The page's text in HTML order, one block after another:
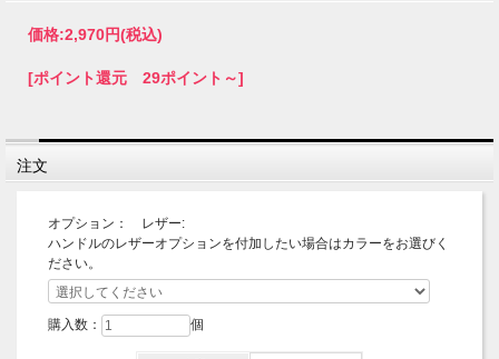
価格:2,970円(税込)
[ポイント還元 29ポイント～]
注文
オプション： レザー:
ハンドルのレザーオプションを付加したい場合はカラーをお選びく
ださい。
購入数： 個